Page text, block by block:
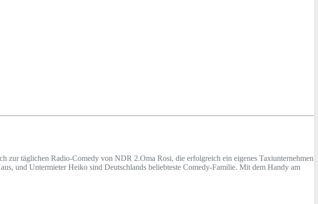
zur täglichen Radio-Comedy von NDR 2.Oma Rosi, die erfolgreich ein eigenes Taxiunternehmen
und Untermieter Heiko sind Deutschlands beliebteste Comedy-Familie. Mit dem Handy am